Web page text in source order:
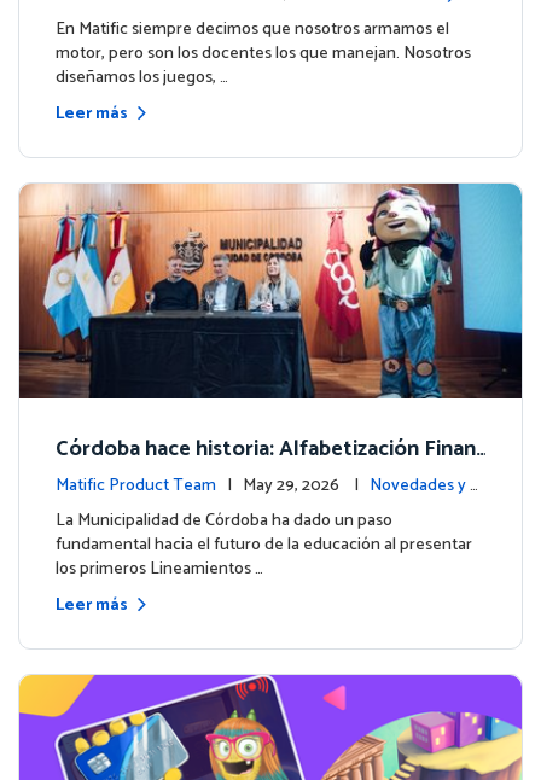
ito de Northfield School en T4.
entos
En Matific siempre decimos que nosotros armamos el
motor, pero son los docentes los que manejan. Nosotros
diseñamos los juegos, …
Leer más
Córdoba hace historia: Alfabetización Finan
ciera para más de 13.000 estudiantes junto
a Matific
Matific Product Team | May 29, 2026 | Novedades y e
ventos
La Municipalidad de Córdoba ha dado un paso
fundamental hacia el futuro de la educación al presentar
los primeros Lineamientos …
Leer más